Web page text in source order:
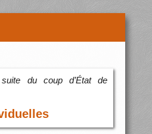
du coup d’État de